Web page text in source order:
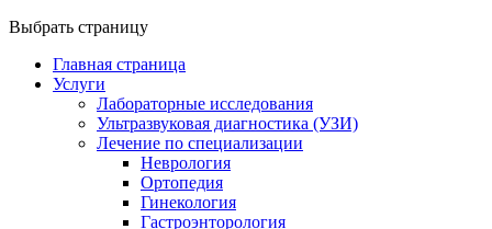
Выбрать страницу
Главная страница
Услуги
Лабораторные исследования
Ультразвуковая диагностика (УЗИ)
Лечение по специализации
Неврология
Ортопедия
Гинекология
Гастроэнторология